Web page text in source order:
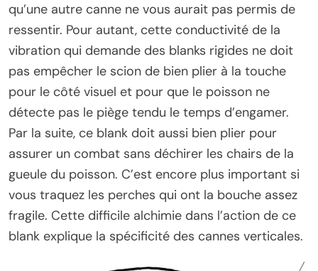
qu’une autre canne ne vous aurait pas permis de
ressentir. Pour autant, cette conductivité de la
vibration qui demande des blanks rigides ne doit
pas empêcher le scion de bien plier à la touche
pour le côté visuel et pour que le poisson ne
détecte pas le piège tendu le temps d’engamer.
Par la suite, ce blank doit aussi bien plier pour
assurer un combat sans déchirer les chairs de la
gueule du poisson. C’est encore plus important si
vous traquez les perches qui ont la bouche assez
fragile. Cette difficile alchimie dans l’action de ce
blank explique la spécificité des cannes verticales.